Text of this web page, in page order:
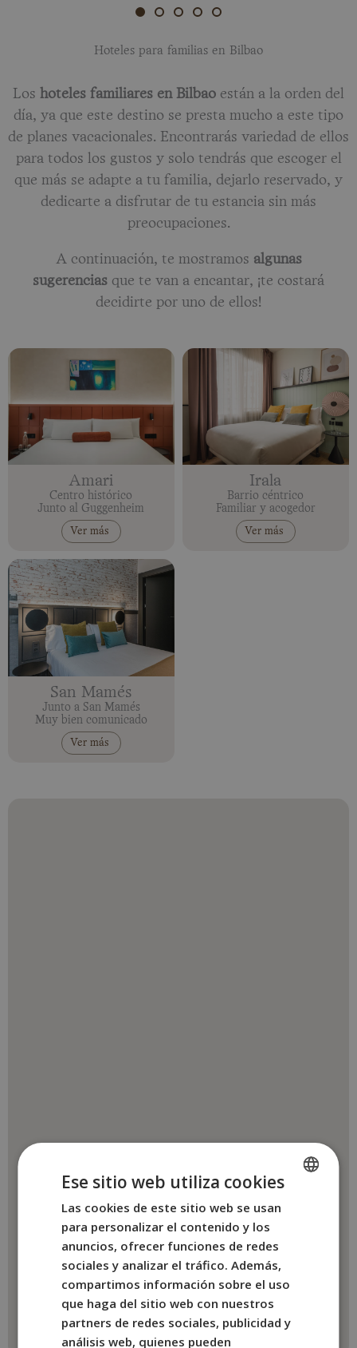
Hoteles para familias en Bilbao
Los hoteles familiares en Bilbao están a la orden del
día, ya que este destino se presta mucho a este tipo
de planes vacacionales. Encontrarás variedad de ellos
para todos los gustos y solo tendrás que escoger el
que más se adapte a tu familia, dejarlo reservado, y
dedicarte a disfrutar de tu estancia sin más
preocupaciones.
A continuación, te mostramos algunas
sugerencias que te van a encantar, ¡te costará
decidirte por uno de ellos!
Amari
Centro histórico
Junto al Guggenheim
Ver más
Irala
Barrio céntrico
Familiar y acogedor
Ver más
San Mamés
Junto a San Mamés
Muy bien comunicado
Ver más
SPANISH
FRENCH
ITALIAN
Ese sitio web utiliza cookies
Las cookies de este sitio web se usan
para personalizar el contenido y los
anuncios, ofrecer funciones de redes
sociales y analizar el tráfico. Además,
compartimos información sobre el uso
que haga del sitio web con nuestros
partners de redes sociales, publicidad y
análisis web, quienes pueden